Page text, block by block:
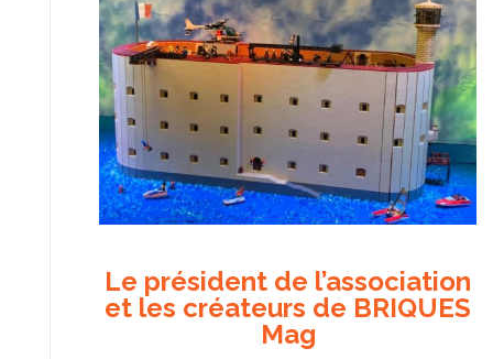
Le président de l’association
et les créateurs de BRIQUES
Mag